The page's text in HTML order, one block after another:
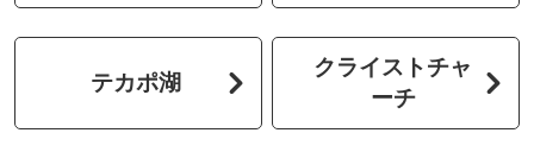
テカポ湖
クライストチャ
ーチ